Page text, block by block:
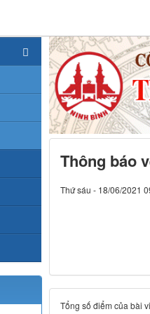
Thông báo
Thứ sáu - 18/06/2021
Tổng số điểm của bài